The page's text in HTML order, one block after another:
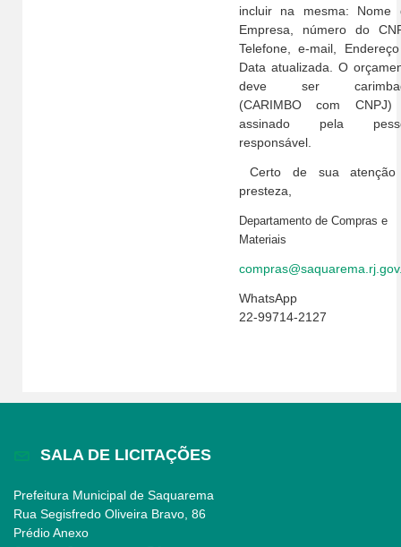
incluir na mesma: Nome
Empresa, número do
Telefone, e-mail,
Data atualizada. O
deve ser
(CARIMBO com
assinado pela
responsável.
Certo de sua
presteza,
Departamento de Compras e
Materiais
WhatsApp
22-99714-2127
SALA DE LICITAÇÕES
Prefeitura Municipal de Saquarema
Rua Segisfredo Oliveira Bravo, 86
Prédio Anexo